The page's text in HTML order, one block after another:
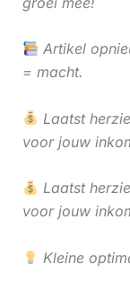
Artikel
= macht.
Laatst
voor jouw
Laatst
voor jouw
Kleine